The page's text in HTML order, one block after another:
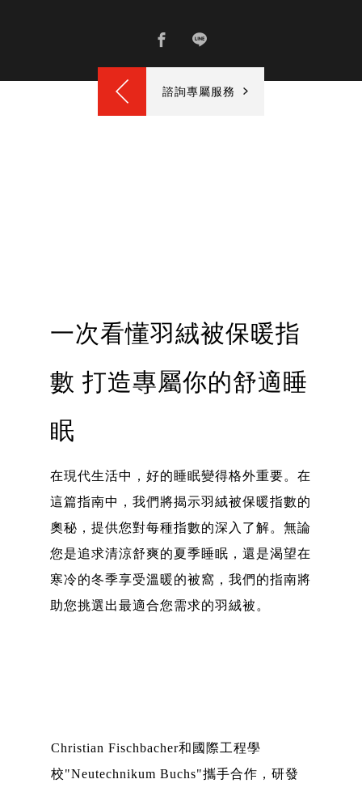
諮詢專屬服務
一次看懂羽絨被保暖指
數 打造專屬你的舒適睡
眠
在現代生活中，好的睡眠變得格外重要。在
這篇指南中，我們將揭示羽絨被保暖指數的
奧秘，提供您對每種指數的深入了解。無論
您是追求清涼舒爽的夏季睡眠，還是渴望在
寒冷的冬季享受溫暖的被窩，我們的指南將
助您挑選出最適合您需求的羽絨被。
Christian Fischbacher和國際工程學
校"Neutechnikum Buchs"攜手合作，研發